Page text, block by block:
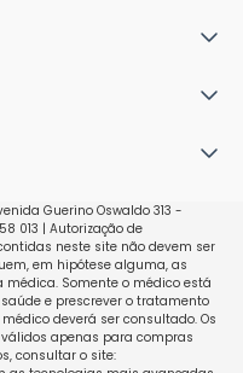
Guerino Oswaldo 313 -
013 | Autorização de
neste site não devem ser
em hipótese alguma, as
Somente o médico está
e prescrever o tratamento
deverá ser consultado. Os
apenas para compras
consultar o site: